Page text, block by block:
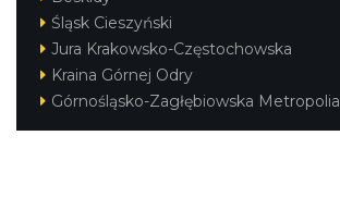
Śląsk Cieszyński
Jura Krakowsko-Częstochowska
Kraina Górnej Odry
Górnośląsko-Zagłębiowska Metropolia